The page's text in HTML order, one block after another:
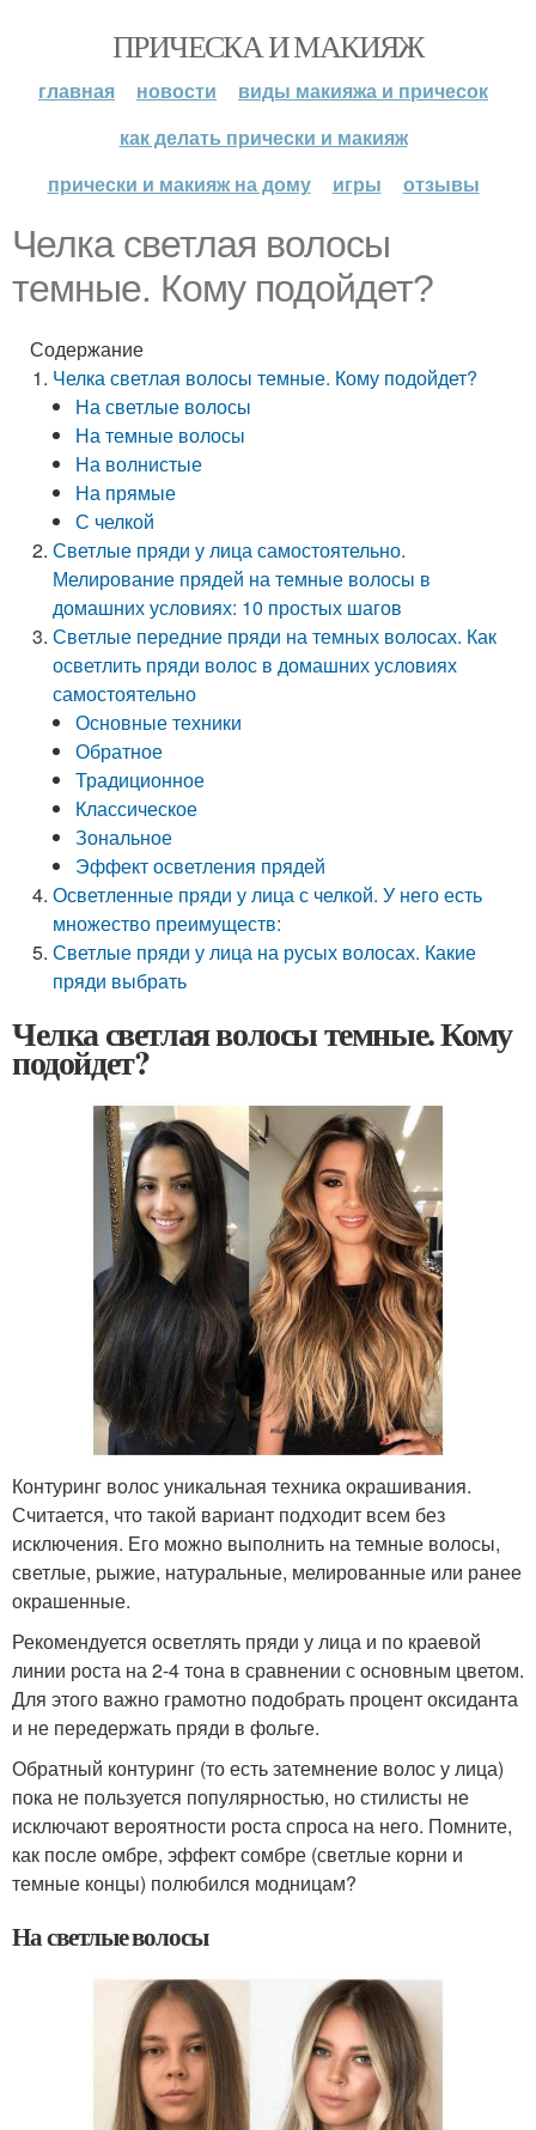
ПРИЧЕСКА И МАКИЯЖ
главная новости
виды макияжа и причесок
как делать прически и макияж
прически и макияж на дому
игры отзывы
Челка светлая волосы
темные. Кому подойдет?
Содержание
Челка светлая волосы темные. Кому подойдет?
На светлые волосы
На темные волосы
На волнистые
На прямые
С челкой
Светлые пряди у лица самостоятельно.
Мелирование прядей на темные волосы в
домашних условиях: 10 простых шагов
Светлые передние пряди на темных волосах. Как
осветлить пряди волос в домашних условиях
самостоятельно
Основные техники
Обратное
Традиционное
Классическое
Зональное
Эффект осветления прядей
Осветленные пряди у лица с челкой. У него есть
множество преимуществ:
Светлые пряди у лица на русых волосах. Какие
пряди выбрать
Челка светлая волосы темные. Кому
подойдет?
Контуринг волос уникальная техника окрашивания.
Считается, что такой вариант подходит всем без
исключения. Его можно выполнить на темные волосы,
светлые, рыжие, натуральные, мелированные или ранее
окрашенные.
Рекомендуется осветлять пряди у лица и по краевой
линии роста на 2-4 тона в сравнении с основным цветом.
Для этого важно грамотно подобрать процент оксиданта
и не передержать пряди в фольге.
Обратный контуринг (то есть затемнение волос у лица)
пока не пользуется популярностью, но стилисты не
исключают вероятности роста спроса на него. Помните,
как после омбре, эффект сомбре (светлые корни и
темные концы) полюбился модницам?
На светлые волосы